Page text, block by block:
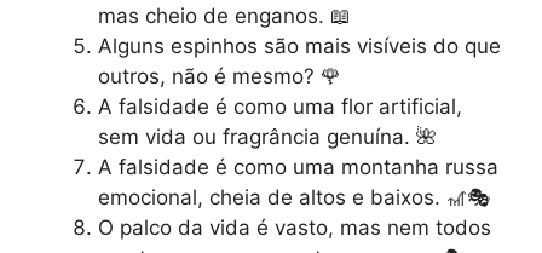
mas cheio de enganos. 📖
Alguns espinhos são mais visíveis do que
outros, não é mesmo? 🌹
A falsidade é como uma flor artificial,
sem vida ou fragrância genuína. 🌺
A falsidade é como uma montanha russa
emocional, cheia de altos e baixos. 🎢🎭
O palco da vida é vasto, mas nem todos